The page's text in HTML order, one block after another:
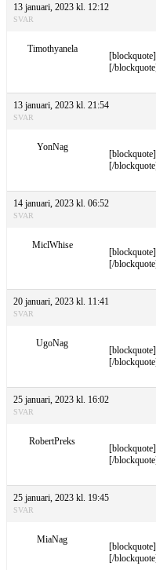
13 januari, 2023 kl. 12:12
SVAR
Timothyanela
[/
13 januari, 2023 kl. 21:54
SVAR
YonNag
[/
14 januari, 2023 kl. 06:52
SVAR
MiclWhise
[/
20 januari, 2023 kl. 11:41
SVAR
UgoNag
[/
25 januari, 2023 kl. 16:02
SVAR
RobertPreks
[/
25 januari, 2023 kl. 19:45
SVAR
MiaNag
[/